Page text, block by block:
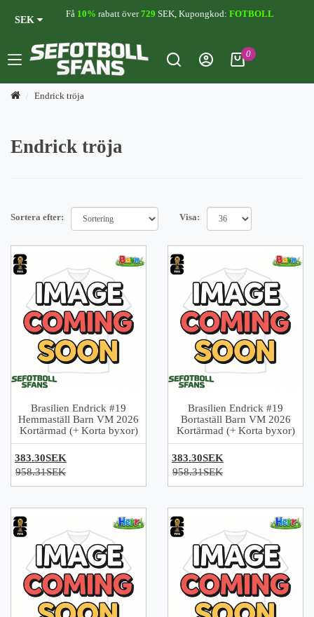
SEK
Få 10% rabatt över729 SEK, Kupongkod: FOTBOLL
0
Endrick tröja
Endrick tröja
Sortera efter: Visa:
Brasilien Endrick #19
Hemmaställ Barn VM 2026
Kortärmad (+ Korta byxor)
383.30SEK
958.31SEK
Brasilien Endrick #19
Bortaställ Barn VM 2026
Kortärmad (+ Korta byxor)
383.30SEK
958.31SEK